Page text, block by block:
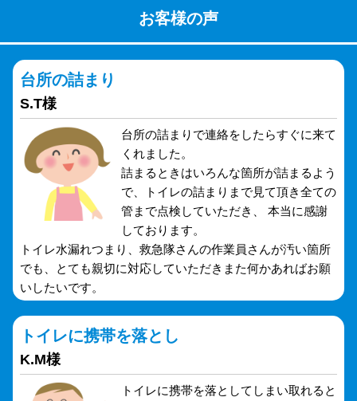
お客様の声
台所の詰まり
S.T様
台所の詰まりで連絡をしたらすぐに来て
くれました。
詰まるときはいろんな箇所が詰まるよう
で、トイレの詰まりまで見て頂き全ての
管まで点検していただき、 本当に感謝
しております。
トイレ水漏れつまり、救急隊さんの作業員さんが汚い箇所
でも、とても親切に対応していただきまた何かあればお願
いしたいです。
トイレに携帯を落とし
K.M様
トイレに携帯を落としてしまい取れると